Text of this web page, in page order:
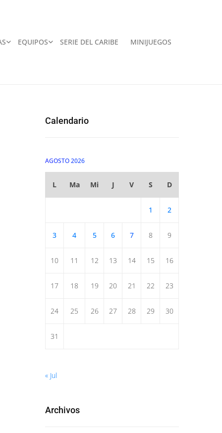
EQUIPOS SERIE DEL CARIBE MINIJUEGOS
Calendario
AGOSTO 2026
L Ma Mi J V S D
1 2
3 4 5 6 7 8 9
10 11 12 13 14 15 16
17 18 19 20 21 22 23
24 25 26 27 28 29 30
31
« Jul
Archivos